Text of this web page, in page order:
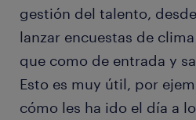
gestión del talento,
lanzar encuestas de
que como de entrada y
Esto es muy útil, por
cómo les ha ido el día a